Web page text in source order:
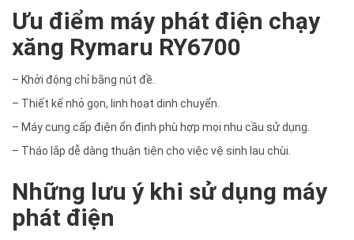
Ưu điểm máy phát điện chạy
xăng Rymaru RY6700
– Khởi động chỉ bằng nút đề.
– Thiết kế nhỏ gọn, linh hoạt dinh chuyển.
– Máy cung cấp điện ổn định phù hợp mọi nhu cầu sử dụng.
– Tháo lắp dễ dàng thuận tiện cho việc vệ sinh lau chùi.
Những lưu ý khi sử dụng máy
phát điện